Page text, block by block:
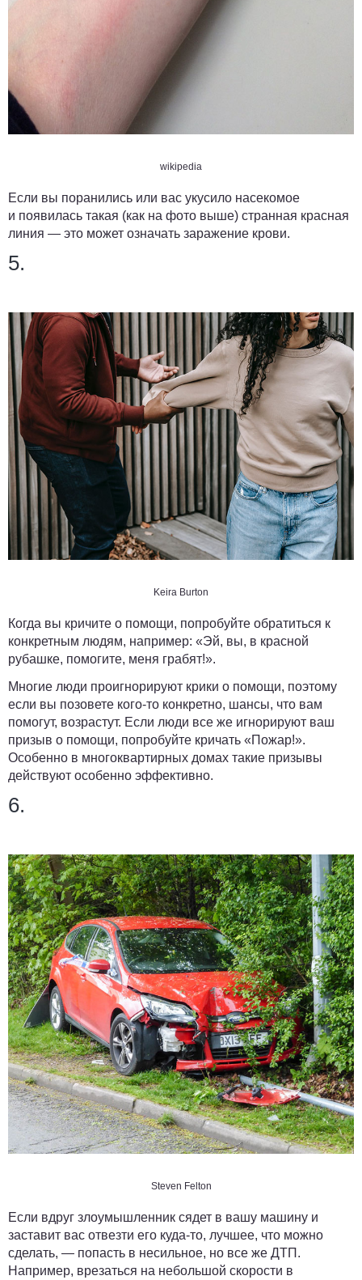
wikipedia
Если вы поранились или вас укусило насекомое
и появилась такая (как на фото выше) странная красная
линия — это может означать заражение крови.
5.
Keira Burton
Когда вы кричите о помощи, попробуйте обратиться к
конкретным людям, например: «Эй, вы, в красной
рубашке, помогите, меня грабят!».
Многие люди проигнорируют крики о помощи, поэтому
если вы позовете кого-то конкретно, шансы, что вам
помогут, возрастут. Если люди все же игнорируют ваш
призыв о помощи, попробуйте кричать «Пожар!».
Особенно в многоквартирных домах такие призывы
действуют особенно эффективно.
6.
Steven Felton
Если вдруг злоумышленник сядет в вашу машину и
заставит вас отвезти его куда-то, лучшее, что можно
сделать, — попасть в несильное, но все же ДТП.
Например, врезаться на небольшой скорости в